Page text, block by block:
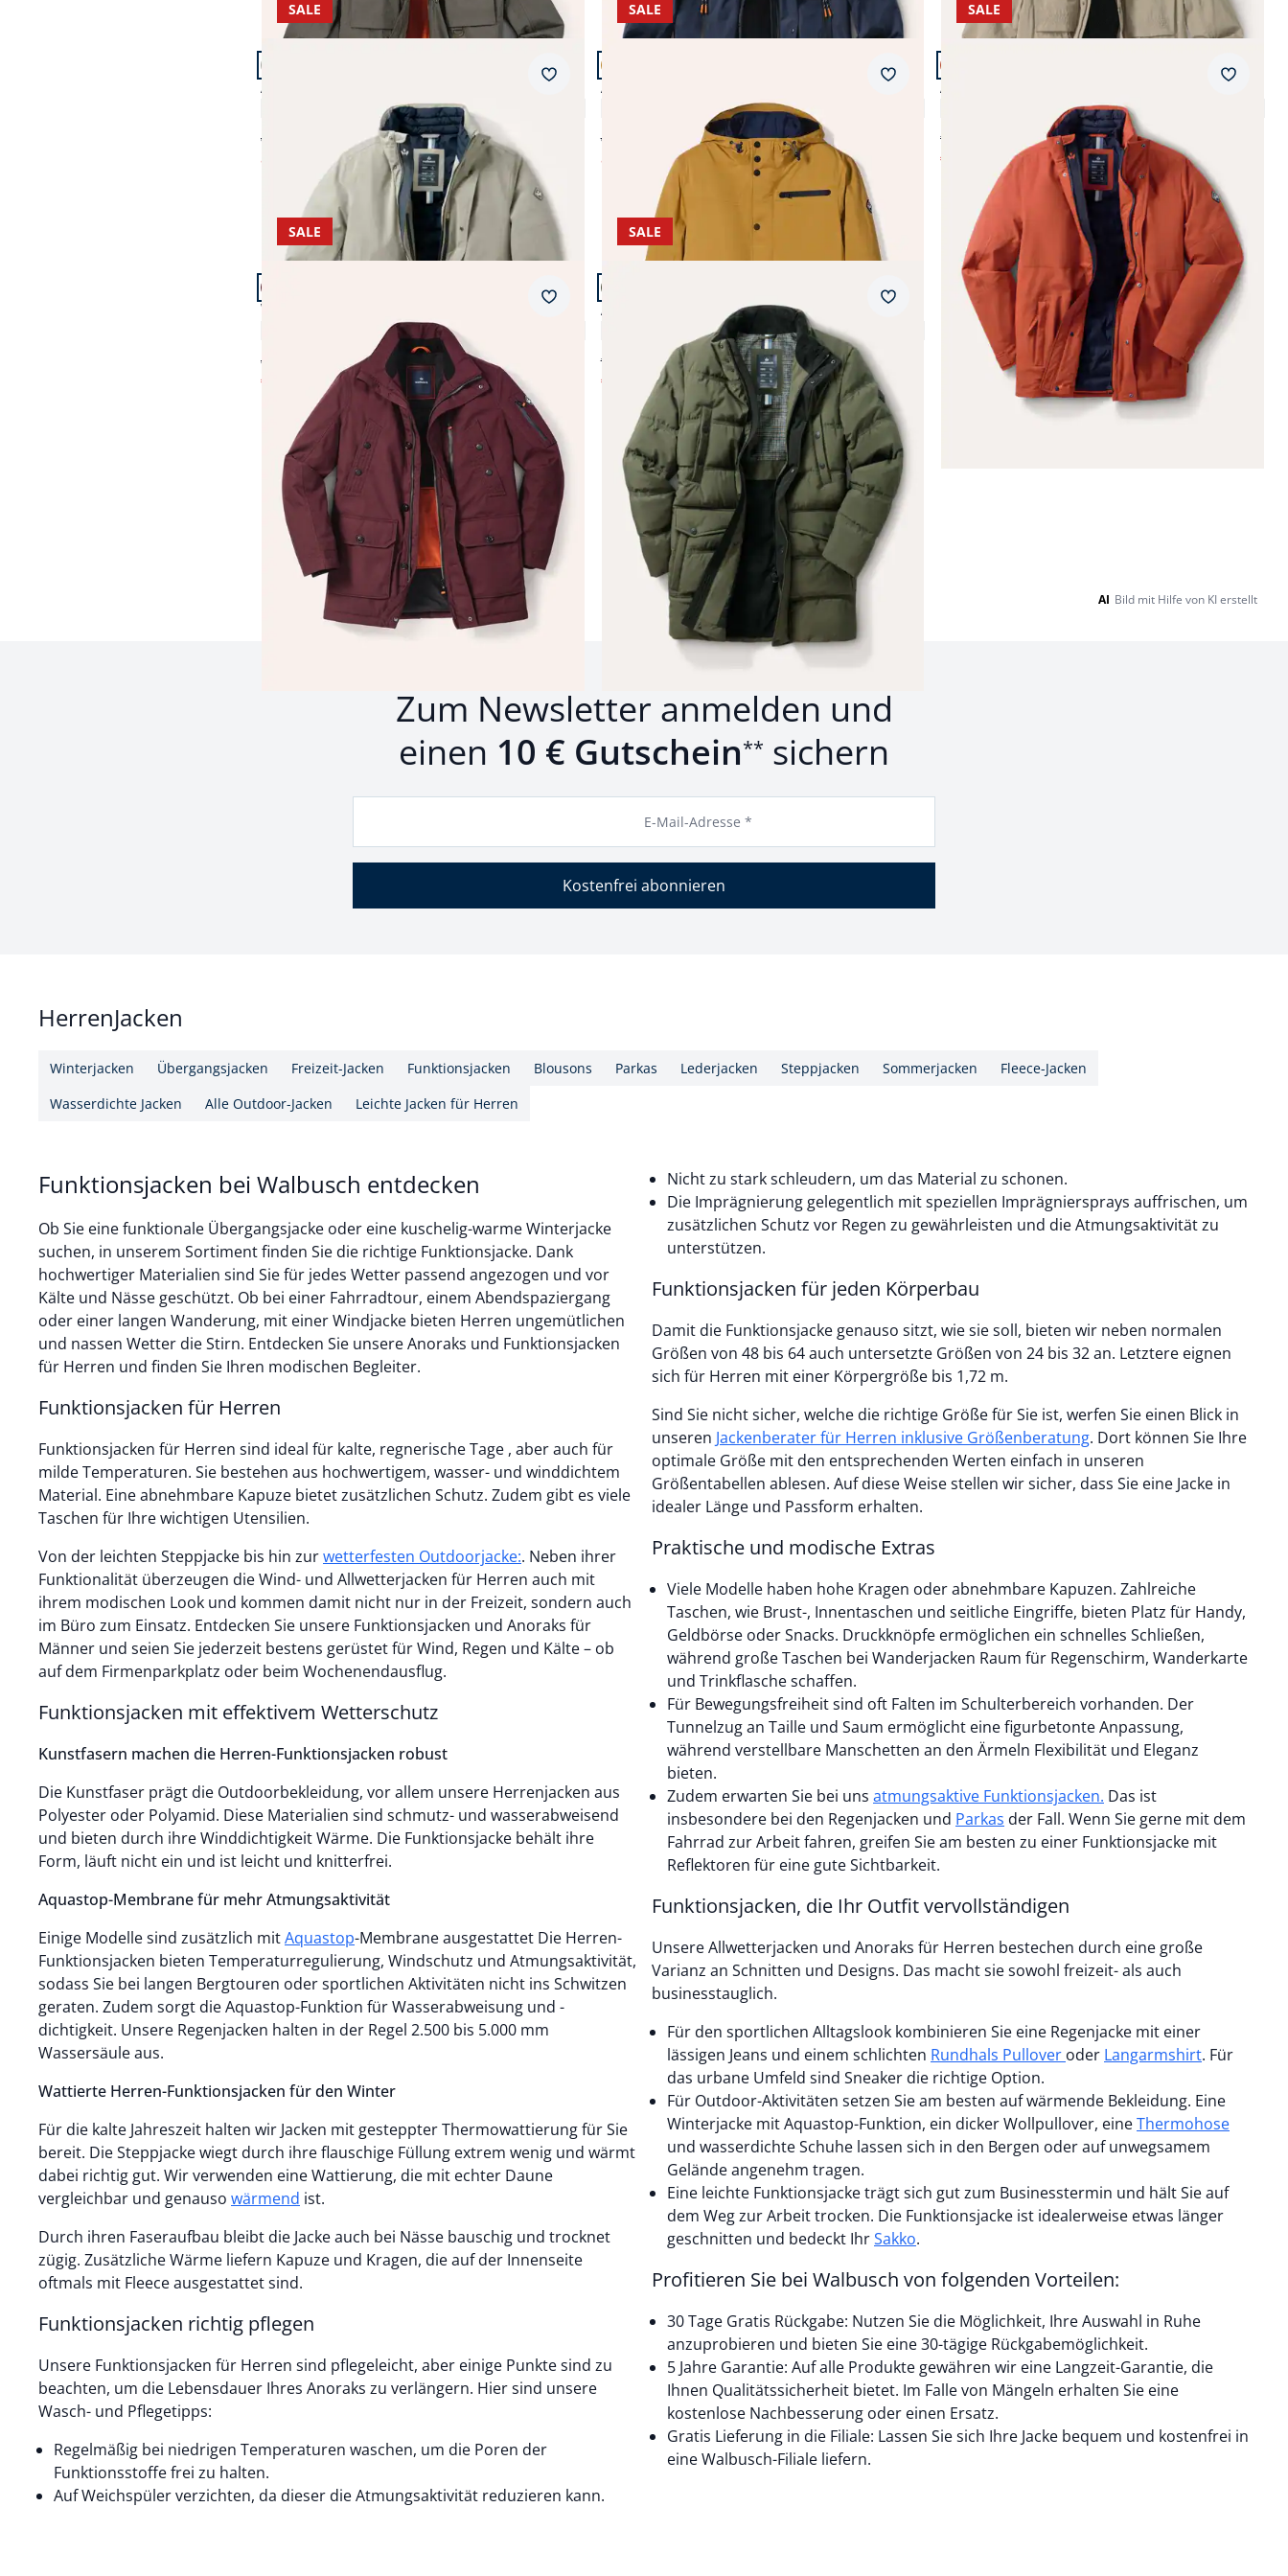
Netzfutter
Artikel 7 von 11.
SALE
Aquastop Wetterjacke
4,9 (48)
ab € 299,00
ab € 118,99 (-60%)
Merkzettel
Artikel 8 von 11.
SALE
Aquastop Jacke 2 in 1
4,2 (11)
ab € 339,99
ab € 149,99 (-56%)
Merkzettel
Artikel 9 von 11.
SALE
Aquastop Wetterjacke
4,9 (10)
€ 299,00
€ 89,99 (-70%)
Artikel 10 von 11.
SALE
Wetterschutz-Parka Steife Brise
4,7 (25)
ab € 299,00
€ 89,99 (-70%)
Merkzettel
Artikel 11 von 11.
SALE
Aquastop Steppjacke 2.0
4,7 (20)
€ 379,00
€ 89,99 (-76%)
Merkzettel
Seite 1 geladen. Zeige Produkte 1 bis 11 von 11.
AI Bild mit Hilfe von KI erstellt
Zum Newsletter anmelden und
einen 10 € Gutschein** sichern
E-Mail-Adresse *
Kostenfrei abonnieren
HerrenJacken
Winterjacken Übergangsjacken Freizeit-Jacken Funktionsjacken Blousons Parkas Lederjacken Steppjacken Sommerjacken
Fleece-Jacken
Wasserdichte Jacken
Alle Outdoor-Jacken Leichte Jacken für Herren
Funktionsjacken bei Walbusch entdecken
Ob Sie eine funktionale Übergangsjacke oder eine kuschelig-warme Winterjacke
suchen, in unserem Sortiment finden Sie die richtige Funktionsjacke. Dank
hochwertiger Materialien sind Sie für jedes Wetter passend angezogen und vor
Kälte und Nässe geschützt. Ob bei einer Fahrradtour, einem Abendspaziergang
oder einer langen Wanderung, mit einer Windjacke bieten Herren ungemütlichen
und nassen Wetter die Stirn. Entdecken Sie unsere Anoraks und Funktionsjacken
für Herren und finden Sie Ihren modischen Begleiter.
Funktionsjacken für Herren
Funktionsjacken für Herren sind ideal für kalte, regnerische Tage , aber auch für
milde Temperaturen. Sie bestehen aus hochwertigem, wasser- und winddichtem
Material. Eine abnehmbare Kapuze bietet zusätzlichen Schutz. Zudem gibt es viele
Taschen für Ihre wichtigen Utensilien.
Von der leichten Steppjacke bis hin zurwetterfesten Outdoorjacke:. Neben ihrer
Funktionalität überzeugen die Wind- und Allwetterjacken für Herren auch mit
ihrem modischen Look und kommen damit nicht nur in der Freizeit, sondern auch
im Büro zum Einsatz. Entdecken Sie unsere Funktionsjacken und Anoraks für
Männer und seien Sie jederzeit bestens gerüstet für Wind, Regen und Kälte – ob
auf dem Firmenparkplatz oder beim Wochenendausflug.
Funktionsjacken mit effektivem Wetterschutz
Kunstfasern machen die Herren-Funktionsjacken robust
Die Kunstfaser prägt die Outdoorbekleidung, vor allem unsere Herrenjacken aus
Polyester oder Polyamid. Diese Materialien sind schmutz- und wasserabweisend
und bieten durch ihre Winddichtigkeit Wärme. Die Funktionsjacke behält ihre
Form, läuft nicht ein und ist leicht und knitterfrei.
Aquastop-Membrane für mehr Atmungsaktivität
Einige Modelle sind zusätzlich mitAquastop-Membrane ausgestattet Die Herren-
Funktionsjacken bieten Temperaturregulierung, Windschutz und Atmungsaktivität,
sodass Sie bei langen Bergtouren oder sportlichen Aktivitäten nicht ins Schwitzen
geraten. Zudem sorgt die Aquastop-Funktion für Wasserabweisung und -
dichtigkeit. Unsere Regenjacken halten in der Regel 2.500 bis 5.000 mm
Wassersäule aus.
Wattierte Herren-Funktionsjacken für den Winter
Für die kalte Jahreszeit halten wir Jacken mit gesteppter Thermowattierung für Sie
bereit. Die Steppjacke wiegt durch ihre flauschige Füllung extrem wenig und wärmt
dabei richtig gut. Wir verwenden eine Wattierung, die mit echter Daune
vergleichbar und genauso wärmend ist.
Durch ihren Faseraufbau bleibt die Jacke auch bei Nässe bauschig und trocknet
zügig. Zusätzliche Wärme liefern Kapuze und Kragen, die auf der Innenseite
oftmals mit Fleece ausgestattet sind.
Funktionsjacken richtig pflegen
Unsere Funktionsjacken für Herren sind pflegeleicht, aber einige Punkte sind zu
beachten, um die Lebensdauer Ihres Anoraks zu verlängern. Hier sind unsere
Wasch- und Pflegetipps:
Regelmäßig bei niedrigen Temperaturen waschen, um die Poren der
Funktionsstoffe frei zu halten.
Auf Weichspüler verzichten, da dieser die Atmungsaktivität reduzieren kann.
Nicht zu stark schleudern, um das Material zu schonen.
Die Imprägnierung gelegentlich mit speziellen Imprägniersprays auffrischen, um
zusätzlichen Schutz vor Regen zu gewährleisten und die Atmungsaktivität zu
unterstützen.
Funktionsjacken für jeden Körperbau
Damit die Funktionsjacke genauso sitzt, wie sie soll, bieten wir neben normalen
Größen von 48 bis 64 auch untersetzte Größen von 24 bis 32 an. Letztere eignen
sich für Herren mit einer Körpergröße bis 1,72 m.
Sind Sie nicht sicher, welche die richtige Größe für Sie ist, werfen Sie einen Blick in
unseren Jackenberater für Herren inklusive Größenberatung. Dort können Sie Ihre
optimale Größe mit den entsprechenden Werten einfach in unseren
Größentabellen ablesen. Auf diese Weise stellen wir sicher, dass Sie eine Jacke in
idealer Länge und Passform erhalten.
Praktische und modische Extras
Viele Modelle haben hohe Kragen oder abnehmbare Kapuzen. Zahlreiche
Taschen, wie Brust-, Innentaschen und seitliche Eingriffe, bieten Platz für Handy,
Geldbörse oder Snacks. Druckknöpfe ermöglichen ein schnelles Schließen,
während große Taschen bei Wanderjacken Raum für Regenschirm, Wanderkarte
und Trinkflasche schaffen.
Für Bewegungsfreiheit sind oft Falten im Schulterbereich vorhanden. Der
Tunnelzug an Taille und Saum ermöglicht eine figurbetonte Anpassung,
während verstellbare Manschetten an den Ärmeln Flexibilität und Eleganz
bieten.
Zudem erwarten Sie bei uns atmungsaktive Funktionsjacken. Das ist
insbesondere bei den Regenjacken und Parkas der Fall. Wenn Sie gerne mit dem
Fahrrad zur Arbeit fahren, greifen Sie am besten zu einer Funktionsjacke mit
Reflektoren für eine gute Sichtbarkeit.
Funktionsjacken, die Ihr Outfit vervollständigen
Unsere Allwetterjacken und Anoraks für Herren bestechen durch eine große
Varianz an Schnitten und Designs. Das macht sie sowohl freizeit- als auch
businesstauglich.
Für den sportlichen Alltagslook kombinieren Sie eine Regenjacke mit einer
lässigen Jeans und einem schlichten Rundhals Pullover oder Langarmshirt. Für
das urbane Umfeld sind Sneaker die richtige Option.
Für Outdoor-Aktivitäten setzen Sie am besten auf wärmende Bekleidung. Eine
Winterjacke mit Aquastop-Funktion, ein dicker Wollpullover, eineThermohose
und wasserdichte Schuhe lassen sich in den Bergen oder auf unwegsamem
Gelände angenehm tragen.
Eine leichte Funktionsjacke trägt sich gut zum Businesstermin und hält Sie auf
dem Weg zur Arbeit trocken. Die Funktionsjacke ist idealerweise etwas länger
geschnitten und bedeckt IhrSakko.
Profitieren Sie bei Walbusch von folgenden Vorteilen:
30 Tage Gratis Rückgabe: Nutzen Sie die Möglichkeit, Ihre Auswahl in Ruhe
anzuprobieren und bieten Sie eine 30-tägige Rückgabemöglichkeit.
5 Jahre Garantie: Auf alle Produkte gewähren wir eine Langzeit-Garantie, die
Ihnen Qualitätssicherheit bietet. Im Falle von Mängeln erhalten Sie eine
kostenlose Nachbesserung oder einen Ersatz.
Gratis Lieferung in die Filiale: Lassen Sie sich Ihre Jacke bequem und kostenfrei in
eine Walbusch-Filiale liefern.